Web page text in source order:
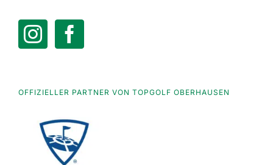
OFFIZIELLER PARTNER VON TOPGOLF OBERHAUSEN